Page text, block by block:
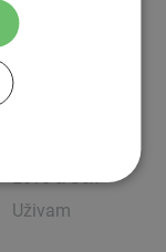
Zanimljivosti
Čitam
Party
Love & Sex
Uživam